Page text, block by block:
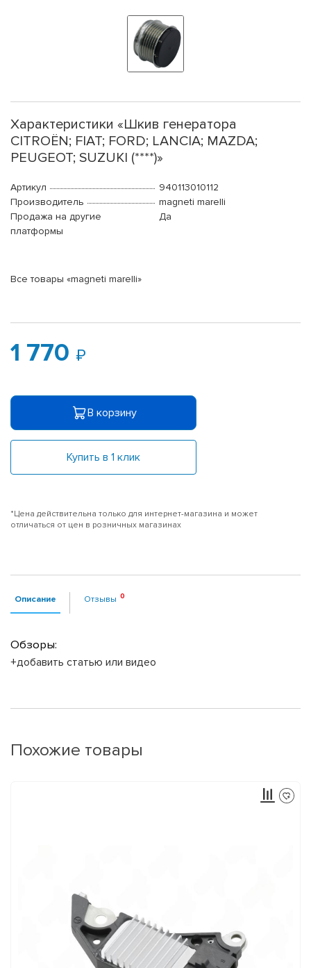
Характеристики «Шкив генератора
CITROËN; FIAT; FORD; LANCIA; MAZDA;
PEUGEOT; SUZUKI (****)»
Артикул
940113010112
Производитель
magneti marelli
Продажа на другие
платформы
Да
Все товары «magneti marelli»
1 770
В корзину
Купить в 1 клик
*Цена действительна только для интернет-магазина и может
отличаться от цен в розничных магазинах
Описание Отзывы
Обзоры:
+добавить статью или видео
Похожие товары